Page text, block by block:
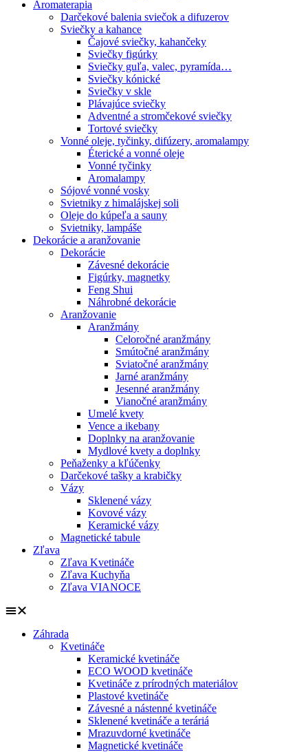
Aromaterapia
Darčekové balenia sviečok a difuzerov
Sviečky a kahance
Čajové sviečky, kahančeky
Sviečky figúrky
Sviečky guľa, valec, pyramída…
Sviečky kónické
Sviečky v skle
Plávajúce sviečky
Adventné a stromčekové sviečky
Tortové sviečky
Vonné oleje, tyčinky, difúzery, aromalampy
Éterické a vonné oleje
Vonné tyčinky
Aromalampy
Sójové vonné vosky
Svietniky z himalájskej soli
Oleje do kúpeľa a sauny
Svietniky, lampáše
Dekorácie a aranžovanie
Dekorácie
Závesné dekorácie
Figúrky, magnetky
Feng Shui
Náhrobné dekorácie
Aranžovanie
Aranžmány
Celoročné aranžmány
Smútočné aranžmány
Sviatočné aranžmány
Jarné aranžmány
Jesenné aranžmány
Vianočné aranžmány
Umelé kvety
Vence a ikebany
Doplnky na aranžovanie
Mydlové kvety a doplnky
Peňaženky a kľúčenky
Darčekové tašky a krabičky
Vázy
Sklenené vázy
Kovové vázy
Keramické vázy
Magnetické tabule
Zľava
Zľava Kvetináče
Zľava Kuchyňa
Zľava VIANOCE
Záhrada
Kvetináče
Keramické kvetináče
ECO WOOD kvetináče
Kvetináče z prírodných materiálov
Plastové kvetináče
Závesné a nástenné kvetináče
Sklenené kvetináče a teráriá
Mrazuvdorné kvetináče
Magnetické kvetináče